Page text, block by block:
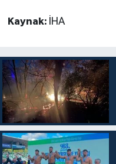
Kaynak: İHA